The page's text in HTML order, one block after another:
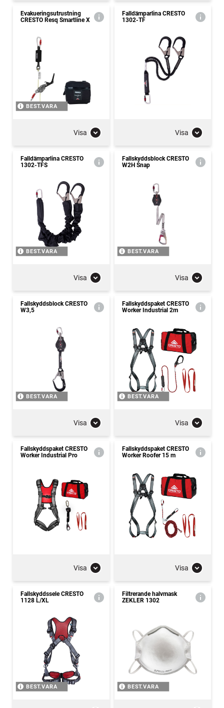
Evakueringsutrustning
CRESTO Resq Smartline X
BEST.VARA
Visa
Falldämparlina CRESTO
1302-TF
Visa
Falldämparlina CRESTO
1302-TFS
BEST.VARA
Visa
Fallskyddsblock CRESTO
W2H Snap
BEST.VARA
Visa
Fallskyddsblock CRESTO
W3,5
BEST.VARA
Visa
Fallskyddspaket CRESTO
Worker Industrial 2m
BEST.VARA
Visa
Fallskyddspaket CRESTO
Worker Industrial Pro
Visa
Fallskyddspaket CRESTO
Worker Roofer 15 m
Visa
Fallskyddssele CRESTO
1128 L/XL
BEST.VARA
Filtrerande halvmask
ZEKLER 1302
BEST.VARA